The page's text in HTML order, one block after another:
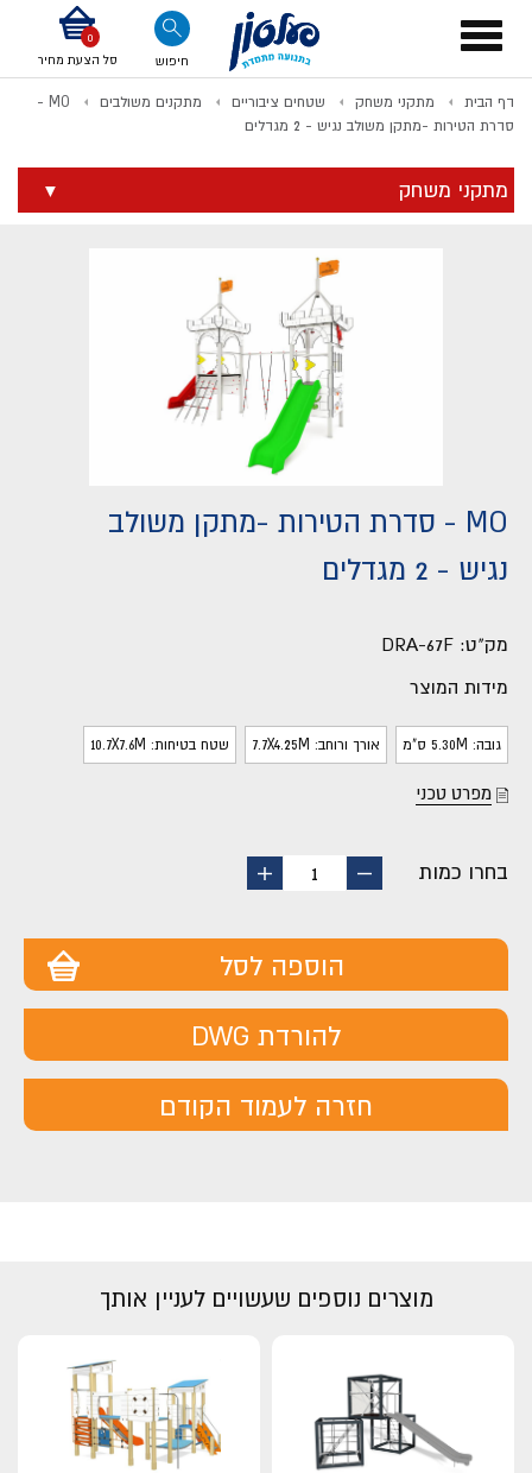
Toggle
navigation
חיפוש סל הצעת מחיר
דף הבית מתקני משחק שטחים ציבוריים מתקנים משולבים
MO -
סדרת הטירות -מתקן משולב נגיש - 2 מגדלים
מתקני משחק
MO - סדרת הטירות -מתקן משולב
נגיש - 2 מגדלים
מק"ט: DRA-67F
מידות המוצר
גובה: 5.30M ס"מ אורך ורוחב: 7.7X4.25M שטח בטיחות: 10.7X7.6M
מפרט טכני
בחרו כמות
החסר
1
הוסף
הוספה לסל
להורדת DWG
חזרה לעמוד הקודם
מוצרים נוספים שעשויים לעניין אותך